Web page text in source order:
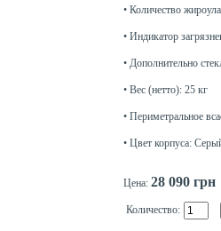
• Количество
• Индикатор
• Дополнительно
• Вес (нетто): 25 кг
• Периметральное
• Цвет корпуса:
Цена: 28 090 грн
Количество: